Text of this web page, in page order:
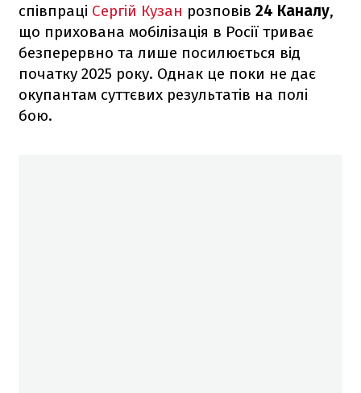
співпраці Сергій Кузан розповів 24 Каналу,
що прихована мобілізація в Росії триває
безперервно та лише посилюється від
початку 2025 року. Однак це поки не дає
окупантам суттєвих результатів на полі
бою.